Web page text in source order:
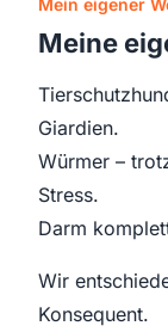
Mein eigener
Meine
Giardien.
Würmer –
Stress.
Darm
Wir
Konsequent.